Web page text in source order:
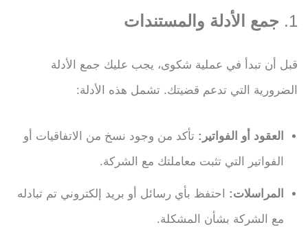
1. جمع الأدلة والمستندات
قبل أن تبدأ في عملية شكوى، يجب عليك جمع الأدلة
الضرورية التي تدعم قضيتك. تشمل هذه الأدلة:
العقود أو الفواتير: تأكد من وجود نسخ من الاتفاقيات أو
الفواتير التي تثبت معاملتك مع الشركة.
المراسلات: احتفظ بأي رسائل أو بريد إلكتروني تم تبادله
مع الشركة بشأن المشكلة.